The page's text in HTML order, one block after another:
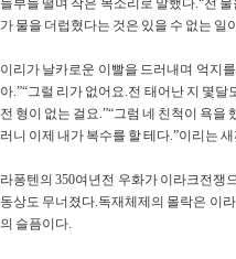
들부들 떨며 작은 목소리로 말했다.“전
가 물을 더럽혔다는 것은 있을 수 없는 일
이리가 날카로운 이빨을 드러내며 억지
아.”“그럴 리가 없어요.전 태어난 지 몇
전 형이 없는 걸요.”“그럼 네 친척이 욕
러니 이제 내가 복수를 할 테다.”이리는
라퐁텐의 350여년전 우화가 이라크전쟁
동상도 무너졌다.독재체제의 몰락은 이
의 슬픔이다.